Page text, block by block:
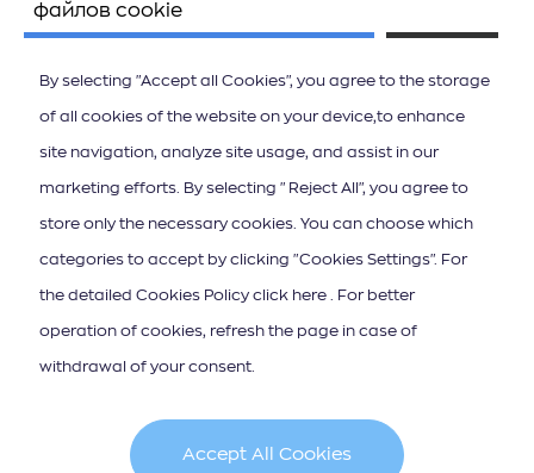
Подписка на новостную рассылку
файлов cookie
By selecting "Accept all Cookies", you agree to the storage
of all cookies of the website on your device,to enhance
site navigation, analyze site usage, and assist in our
marketing efforts. By selecting "Reject All", you agree to
store only the necessary cookies. You can choose which
categories to accept by clicking "Cookies Settings". For
the detailed Cookies Policy click here . For better
operation of cookies, refresh the page in case of
withdrawal of your consent.
Accept All Cookies